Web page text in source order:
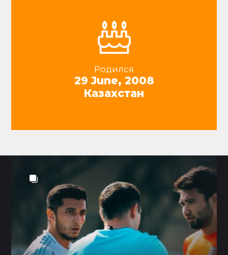
Родился
29 June, 2008
Казахстан